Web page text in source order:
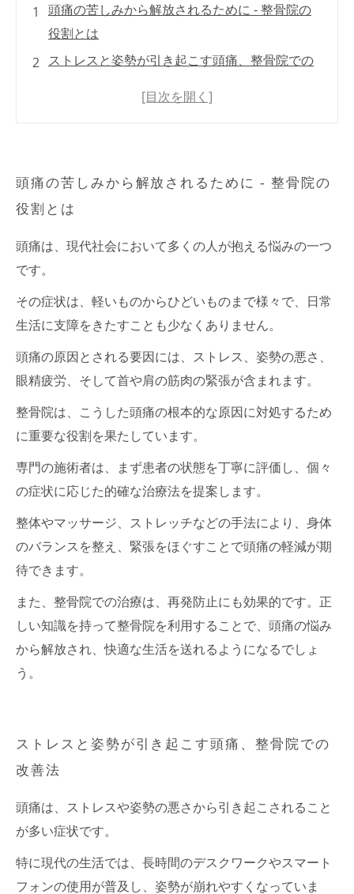
頭痛の苦しみから解放されるために - 整骨院の
役割とは
ストレスと姿勢が引き起こす頭痛、整骨院での
頭痛の再発を防ぐために知っておきたい、整骨
院の効果
日常生活を快適に！整骨院の賢い利用法
頭痛の苦しみから解放されるために - 整骨院の
役割とは
頭痛は、現代社会において多くの人が抱える悩みの一つ
です。
その症状は、軽いものからひどいものまで様々で、日常
生活に支障をきたすことも少なくありません。
頭痛の原因とされる要因には、ストレス、姿勢の悪さ、
眼精疲労、そして首や肩の筋肉の緊張が含まれます。
整骨院は、こうした頭痛の根本的な原因に対処するため
に重要な役割を果たしています。
専門の施術者は、まず患者の状態を丁寧に評価し、個々
の症状に応じた的確な治療法を提案します。
整体やマッサージ、ストレッチなどの手法により、身体
のバランスを整え、緊張をほぐすことで頭痛の軽減が期
待できます。
また、整骨院での治療は、再発防止にも効果的です。正
しい知識を持って整骨院を利用することで、頭痛の悩み
から解放され、快適な生活を送れるようになるでしょ
う。
ストレスと姿勢が引き起こす頭痛、整骨院での
改善法
頭痛は、ストレスや姿勢の悪さから引き起こされること
が多い症状です。
特に現代の生活では、長時間のデスクワークやスマート
フォンの使用が普及し、姿勢が崩れやすくなっていま